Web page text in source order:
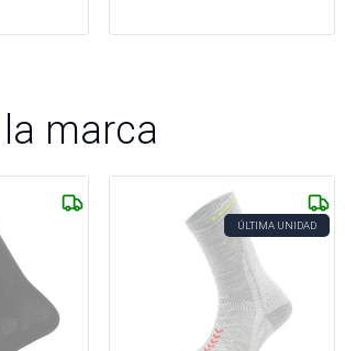
marca
ÚLTIMA UNIDAD